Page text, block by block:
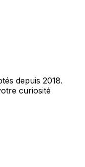
depuis 2018.
curiosité